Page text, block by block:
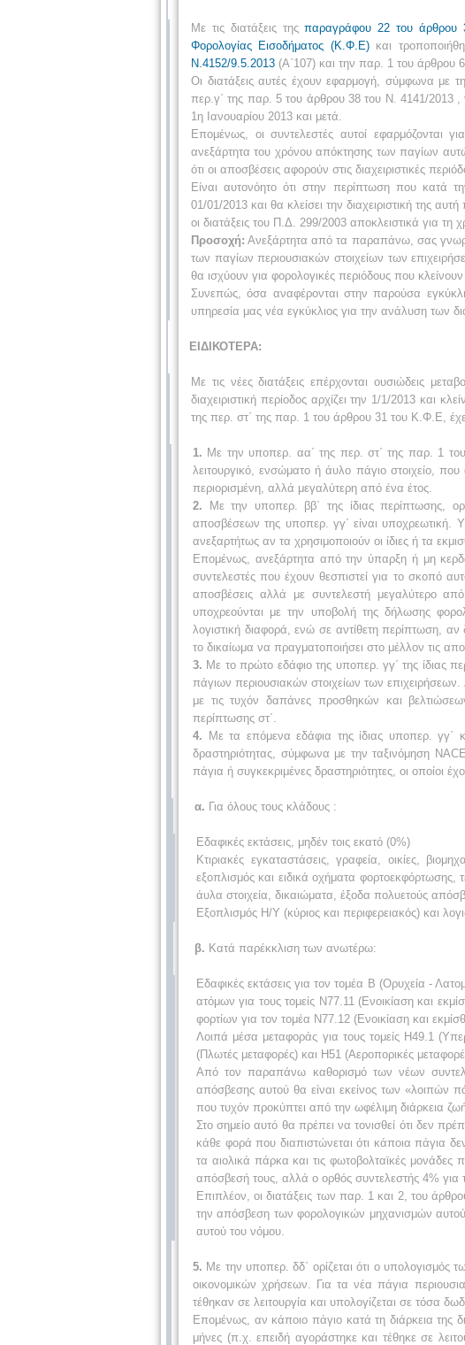
Με τις διατάξεις τηςπαραγράφου 22 του άρθρου
Φορολογίας Εισοδήματος (Κ.Φ.Ε)και
Ν.4152/9.5.2013 (Α΄107) και την παρ. 1 του άρθρου
Οι διατάξεις αυτές έχουν εφαρμογή, σύμφωνα με
περ.γ΄ της παρ. 5 του άρθρου 38 του Ν. 4141/2013 ,
1η Ιανουαρίου 2013 και μετά.
Επομένως, οι συντελεστές αυτοί εφαρμόζονται
ανεξάρτητα του χρόνου απόκτησης των παγίων
ότι οι αποσβέσεις αφορούν στις διαχειριστικές
Είναι αυτονόητο ότι στην περίπτωση που κατά
01/01/2013 και θα κλείσει την διαχειριστική της
οι διατάξεις του Π.Δ. 299/2003 αποκλειστικά για τη
Προσοχή: Ανεξάρτητα από τα παραπάνω, σας
των παγίων περιουσιακών στοιχείων των
θα ισχύουν για φορολογικές περιόδους που
Συνεπώς, όσα αναφέρονται στην παρούσα
υπηρεσία μας νέα εγκύκλιος για την ανάλυση των
ΕΙΔΙΚΟΤΕΡΑ:
Με τις νέες διατάξεις επέρχονται ουσιώδεις
διαχειριστική περίοδος αρχίζει την 1/1/2013
της περ. στ΄ της παρ. 1 του άρθρου 31 του Κ.Φ.Ε,
1. Με την υποπερ. αα΄ της περ. στ΄ της παρ. 1 του
λειτουργικό, ενσώματο ή άυλο πάγιο στοιχείο,
περιορισμένη, αλλά μεγαλύτερη από ένα έτος.
2. Με την υποπερ. ββ΄ της ίδιας περίπτωσης,
αποσβέσεων της υποπερ. γγ΄ είναι υποχρεωτική.
ανεξαρτήτως αν τα χρησιμοποιούν οι ίδιες ή τα
Επομένως, ανεξάρτητα από την ύπαρξη ή μη
συντελεστές που έχουν θεσπιστεί για το σκοπό
αποσβέσεις αλλά με συντελεστή μεγαλύτερο
υποχρεούνται με την υποβολή της δήλωσης
λογιστική διαφορά, ενώ σε αντίθετη περίπτωση,
το δικαίωμα να πραγματοποιήσει στο μέλλον τις
3. Με το πρώτο εδάφιο της υποπερ. γγ΄ της ίδιας
πάγιων περιουσιακών στοιχείων των
με τις τυχόν δαπάνες προσθηκών και
περίπτωσης στ΄.
4. Με τα επόμενα εδάφια της ίδιας υποπερ. γγ΄
δραστηριότητας, σύμφωνα με την ταξινόμηση
πάγια ή συγκεκριμένες δραστηριότητες, οι οποίοι
α. Για όλους τους κλάδους :
Εδαφικές εκτάσεις, μηδέν τοις εκατό (0%)
Κτιριακές εγκαταστάσεις, γραφεία, οικίες,
εξοπλισμός και ειδικά οχήματα
άυλα στοιχεία, δικαιώματα, έξοδα πολυετούς
Εξοπλισμός Η/Υ (κύριος και περιφερειακός) και
β. Κατά παρέκκλιση των ανωτέρω:
Εδαφικές εκτάσεις για τον τομέα Β (Ορυχεία -
ατόμων για τους τομείς Ν77.11 (Ενοικίαση και
φορτίων για τον τομέα Ν77.12 (Ενοικίαση και
Λοιπά μέσα μεταφοράς για τους τομείς Η49.1
(Πλωτές μεταφορές) και Η51 (Αεροπορικές
Από τον παραπάνω καθορισμό των νέων
απόσβεσης αυτού θα είναι εκείνος των «λοιπών
που τυχόν προκύπτει από την ωφέλιμη διάρκεια
Στο σημείο αυτό θα πρέπει να τονισθεί ότι δεν
κάθε φορά που διαπιστώνεται ότι κάποια πάγια
τα αιολικά πάρκα και τις φωτοβολταϊκές
απόσβεσή τους, αλλά ο ορθός συντελεστής 4% για
Επιπλέον, οι διατάξεις των παρ. 1 και 2, του
την απόσβεση των φορολογικών μηχανισμών αυτού
αυτού του νόμου.
5. Με την υποπερ. δδ΄ ορίζεται ότι ο
οικονομικών χρήσεων. Για τα νέα πάγια
τέθηκαν σε λειτουργία και υπολογίζεται σε τόσα
Επομένως, αν κάποιο πάγιο κατά τη διάρκεια της
μήνες (π.χ. επειδή αγοράστηκε και τέθηκε σε